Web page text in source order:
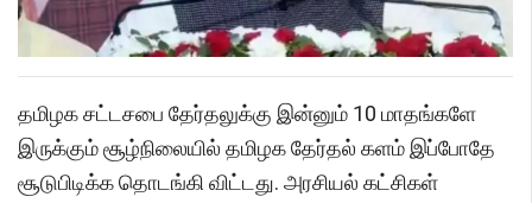
தமிழக சட்டசபை தேர்தலுக்கு இன்னும் 10 மாதங்களே
இருக்கும் சூழ்நிலையில் தமிழக தேர்தல் களம் இப்போதே
சூடுபிடிக்க தொடங்கி விட்டது. அரசியல் கட்சிகள்